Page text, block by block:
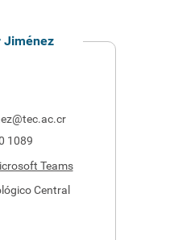
Jiménez
1089
Teams
Central